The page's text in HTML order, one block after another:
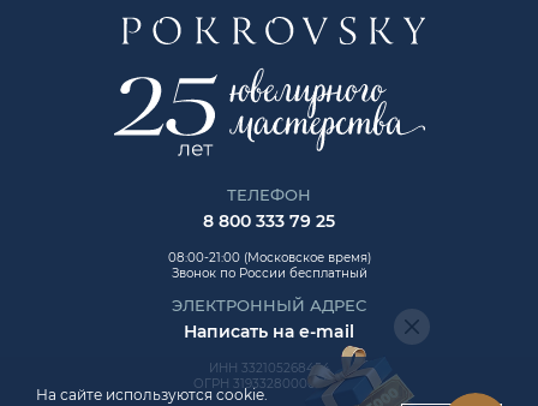
ТЕЛЕФОН
8 800 333 79 25
08:00-21:00 (Московское время)
Звонок по России бесплатный
ЭЛЕКТРОННЫЙ АДРЕС
Написать на e-mail
ИНН 332105268454
ОГРН 319332800006992
На сайте используются cookie.